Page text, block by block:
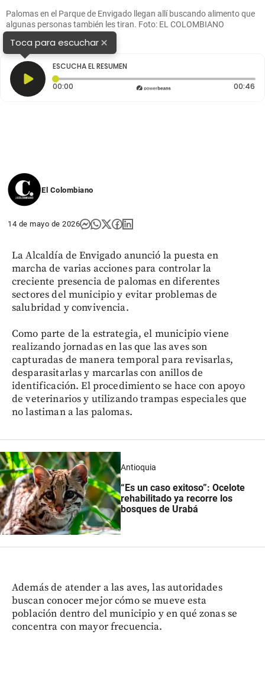
Palomas en el Parque de Envigado llegan allí buscando alimento que
algunas personas también les tiran. Foto: EL COLOMBIANO
Toca para escuchar×
ESCUCHA EL RESUMEN
00:00 Tiempo transcurrido: 0 segundos 00:46
El Colombiano
14 de mayo de 2026
La Alcaldía de Envigado anunció la puesta en
marcha de varias acciones para controlar la
creciente presencia de palomas en diferentes
sectores del municipio y evitar problemas de
salubridad y convivencia.
Como parte de la estrategia, el municipio viene
realizando jornadas en las que las aves son
capturadas de manera temporal para revisarlas,
desparasitarlas y marcarlas con anillos de
identificación. El procedimiento se hace con apoyo
de veterinarios y utilizando trampas especiales que
no lastiman a las palomas.
Antioquia
“Es un caso exitoso”: Ocelote
rehabilitado ya recorre los
bosques de Urabá
Además de atender a las aves, las autoridades
buscan conocer mejor cómo se mueve esta
población dentro del municipio y en qué zonas se
concentra con mayor frecuencia.